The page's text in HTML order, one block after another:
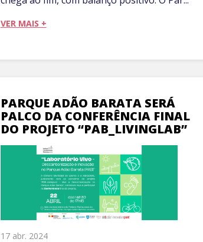
VER MAIS +
PARQUE ADÃO BARATA SERÁ
PALCO DA CONFERÊNCIA FINAL
DO PROJETO “PAB_LIVINGLAB”
17 abr. 2024